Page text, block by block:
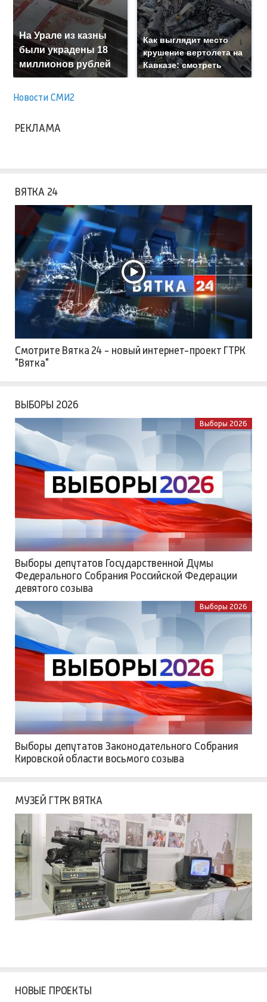
На Урале из казны
были украдены 18
миллионов рублей
Как выглядит место
крушение вертолета на
Кавказе: смотреть
Новости СМИ2
РЕКЛАМА
ВЯТКА 24
Смотрите Вятка 24 - новый интернет-проект ГТРК
"Вятка"
ВЫБОРЫ 2026
Выборы 2026
Выборы депутатов Государственной Думы
Федерального Собрания Российской Федерации
девятого созыва
Выборы 2026
Выборы депутатов Законодательного Собрания
Кировской области восьмого созыва
МУЗЕЙ ГТРК ВЯТКА
НОВЫЕ ПРОЕКТЫ